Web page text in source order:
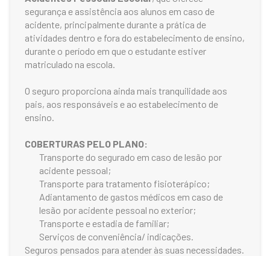
segurança e assistência aos alunos em caso de
acidente, principalmente durante a prática de
atividades dentro e fora do estabelecimento de ensino,
durante o período em que o estudante estiver
matriculado na escola.
O seguro proporciona ainda mais tranquilidade aos
pais, aos responsáveis e ao estabelecimento de
ensino.
COBERTURAS PELO PLANO:
Transporte do segurado em caso de lesão por
acidente pessoal;
Transporte para tratamento fisioterápico;
Adiantamento de gastos médicos em caso de
lesão por acidente pessoal no exterior;
Transporte e estadia de familiar;
Serviços de conveniência/ indicações.
Seguros pensados para atender às suas necessidades.